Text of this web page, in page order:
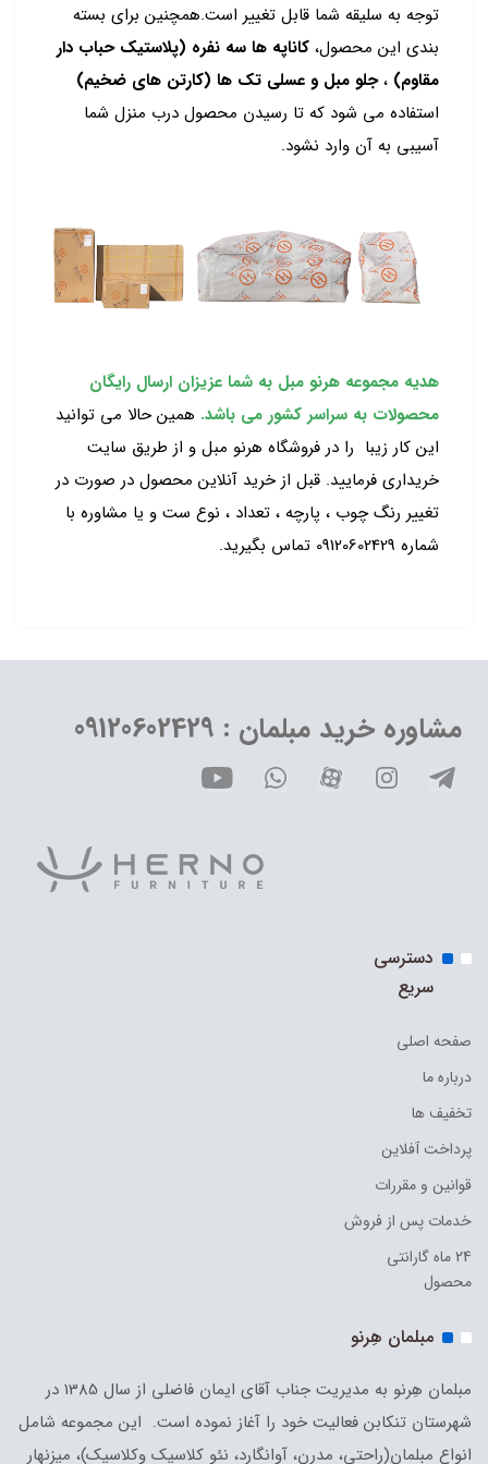
توجه به سلیقه شما قابل تغییر است.همچنین برای بسته
بندی این محصول، کاناپه ها سه نفره (پلاستیک حباب دار
مقاوم) ،جلو مبل و عسلی تک ها (کارتن های ضخیم)
استفاده می شود که تا رسیدن محصول درب منزل شما
آسیبی به آن وارد نشود.
هدیه مجموعه هرنو مبل به شما عزیزان ارسال رایگان
محصولات به سراسر کشور می باشد. همین حالا می توانید
این کار زیبا را در فروشگاه هرنو مبل و از طریق سایت
خریداری فرمایید. قبل از خرید آنلاین محصول در صورت در
تغییر رنگ چوب ، پارچه ، تعداد ، نوع ست و یا مشاوره با
شماره 09120602429 تماس بگیرید.
مشاوره خرید مبلمان : 09120602429
دسترسی
سریع
صفحه اصلی
درباره ما
تخفیف ها
پرداخت آفلاین
قوانین و مقررات
خدمات پس از فروش
24 ماه گارانتی
محصول
مبلمان هِرنو
مبلمان هِرنو به مدیریت جناب آقای ایمان فاضلی از سال 1385 در
شهرستان تنکابن فعالیت خود را آغاز نموده است. این مجموعه شامل
انواع مبلمان(راحتی، مدرن، آوانگارد، نئو کلاسیک وکلاسیک)، میزنهار